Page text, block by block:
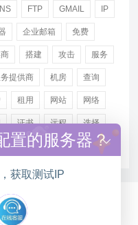
FTP GMAIL IP
企业邮箱 免费
搭建 攻击 服务
提供商 机房 查询
租用 网站 网络
证书 远程 选择
群多IP服务器
置的服务器？
获取测试IP